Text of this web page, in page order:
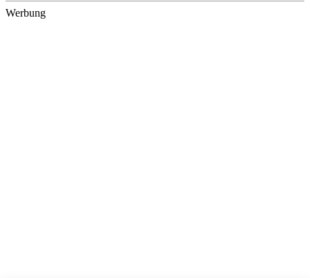
Werbung